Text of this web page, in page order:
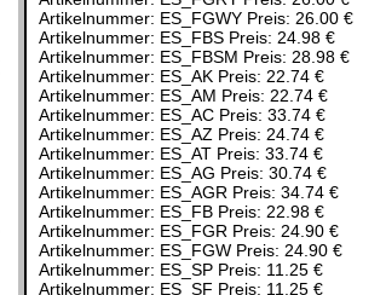
Artikelnummer: ES_FGWY Preis: 26.00 €
Artikelnummer: ES_FBS Preis: 24.98 €
Artikelnummer: ES_FBSM Preis: 28.98 €
Artikelnummer: ES_AK Preis: 22.74 €
Artikelnummer: ES_AM Preis: 22.74 €
Artikelnummer: ES_AC Preis: 33.74 €
Artikelnummer: ES_AZ Preis: 24.74 €
Artikelnummer: ES_AT Preis: 33.74 €
Artikelnummer: ES_AG Preis: 30.74 €
Artikelnummer: ES_AGR Preis: 34.74 €
Artikelnummer: ES_FB Preis: 22.98 €
Artikelnummer: ES_FGR Preis: 24.90 €
Artikelnummer: ES_FGW Preis: 24.90 €
Artikelnummer: ES_SP Preis: 11.25 €
Artikelnummer: ES_SF Preis: 11.25 €